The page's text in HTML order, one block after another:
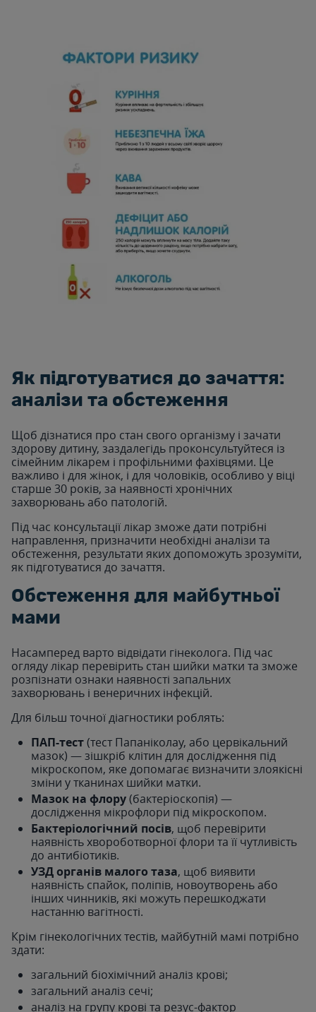
Як підготуватися до зачаття:
аналізи та обстеження
Щоб дізнатися про стан свого організму і зачати
здорову дитину, заздалегідь проконсультуйтеся із
сімейним лікарем і профільними фахівцями. Це
важливо і для жінок, і для чоловіків, особливо у віці
старше 30 років, за наявності хронічних
захворювань або патологій.
Під час консультації лікар зможе дати потрібні
направлення, призначити необхідні аналізи та
обстеження, результати яких допоможуть зрозуміти,
як підготуватися до зачаття.
Обстеження для майбутньої
мами
Насамперед варто відвідати гінеколога. Під час
огляду лікар перевірить стан шийки матки та зможе
розпізнати ознаки наявності запальних
захворювань і венеричних інфекцій.
Для більш точної діагностики роблять:
ПАП-тест(тест Папаніколау, або цервікальний
мазок) — зішкріб клітин для дослідження під
мікроскопом, яке допомагає визначити злоякісні
зміни у тканинах шийки матки.
Мазок на флору(бактеріоскопія) —
дослідження мікрофлори під мікроскопом.
Бактеріологічний посів, щоб перевірити
наявність хвороботворної флори та її чутливість
до антибіотиків.
УЗД органів малого таза, щоб виявити
наявність спайок, поліпів, новоутворень або
інших чинників, які можуть перешкоджати
настанню вагітності.
Крім гінекологічних тестів, майбутній мамі потрібно
здати:
загальний біохімічний аналіз крові;
загальний аналіз сечі;
аналіз на групу крові та резус-фактор